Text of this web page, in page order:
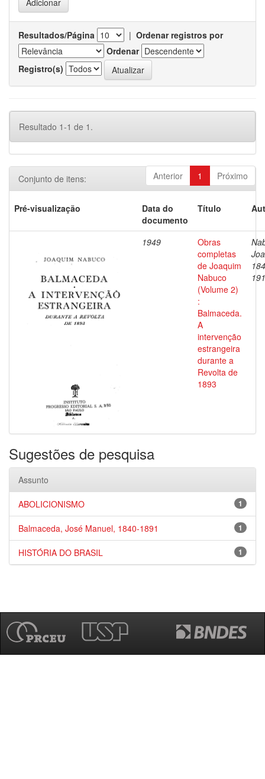
Resultados/Página | Ordenar registros por
Ordenar
Registro(s)
Resultado 1-1 de 1.
Anterior 1 Próximo
Conjunto de itens:
Pré-visualização
Data do
documento
Título
1949
Obras
completas
de Joaquim
Nabuco
(Volume 2)
:
Balmaceda.
A
intervenção
estrangeira
durante a
Revolta de
1893
Sugestões de pesquisa
Assunto
1
ABOLICIONISMO
1
Balmaceda, José Manuel, 1840-1891
1
HISTÓRIA DO BRASIL